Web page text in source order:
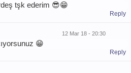
tşk ederim 😎😁
Reply
12 Mar 18 - 20:30
😁
Reply